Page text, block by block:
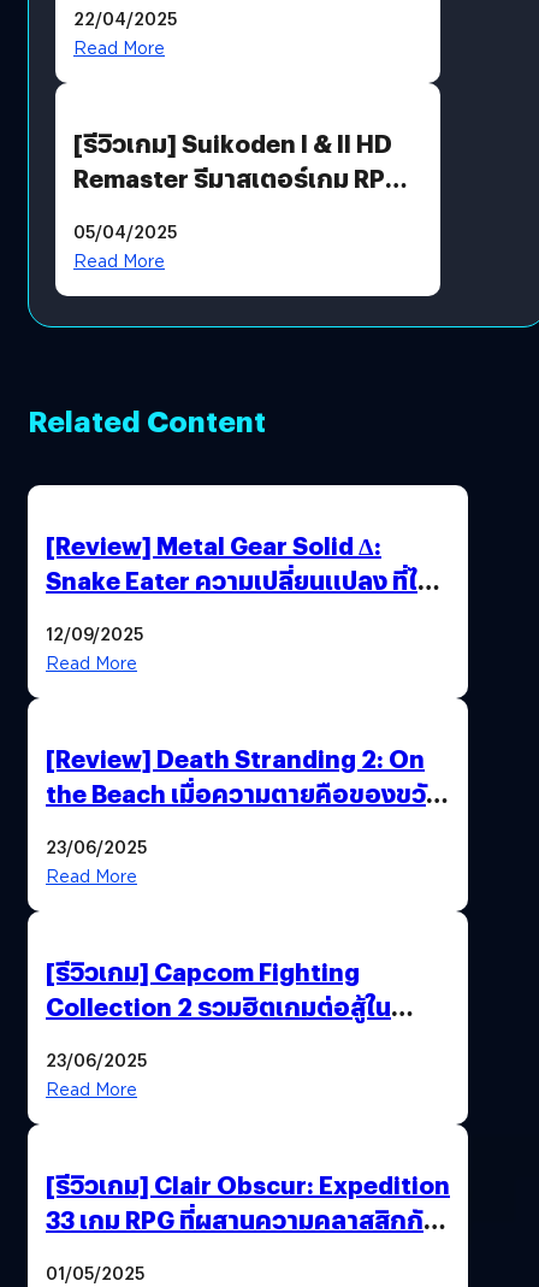
ตัวคุณ
22/04/2025
Read More
[รีวิวเกม] Suikoden I & II HD
Remaster รีมาสเตอร์เกม RPG
05/04/2025
Read More
Related Content
[Review] Metal Gear Solid Δ:
Snake Eater ความเปลี่ยนแปลง ที่ไม่
12/09/2025
Read More
[Review] Death Stranding 2: On
the Beach เมื่อความตายคือของขวัญ
ของมนุษย์
23/06/2025
Read More
[รีวิวเกม] Capcom Fighting
Collection 2 รวมฮิตเกมต่อสู้ใน
23/06/2025
Read More
[รีวิวเกม] Clair Obscur: Expedition
33 เกม RPG ที่ผสานความคลาสสิกกับ
01/05/2025